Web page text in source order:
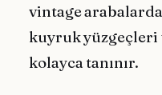
vintage
kuyruk yüzgeçleri
kolayca tanınır.